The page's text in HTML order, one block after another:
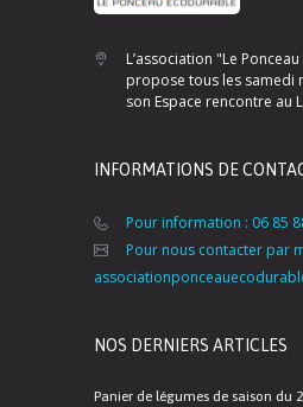
L’association "Le
propose tous les samedi
son Espace rencontre au
INFORMATIONS DE
Pour information : 06 85
Pour nous contacter par
NOS DERNIERS ARTICLES
Panier de légumes de saison du